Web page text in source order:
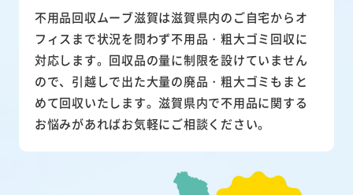
不用品回収ムーブ滋賀は滋賀県内のご自宅からオ
フィスまで状況を問わず不用品・粗大ゴミ回収に
対応します。回収品の量に制限を設けていません
ので、引越しで出た大量の廃品・粗大ゴミもまと
めて回収いたします。滋賀県内で不用品に関する
お悩みがあればお気軽にご相談ください。